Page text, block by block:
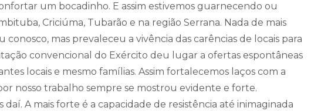
um bocadinho. E assim estivemos guarnecendo ou
Criciúma, Tubarão e na região Serrana. Nada de mais
mas prevaleceu a vivência das carências de locais para
convencional do Exército deu lugar a ofertas espontâneas
locais e mesmo famílias. Assim fortalecemos laços com a
nosso trabalho sempre se mostrou evidente e forte.
daí. A mais forte é a capacidade de resistência até inimaginada